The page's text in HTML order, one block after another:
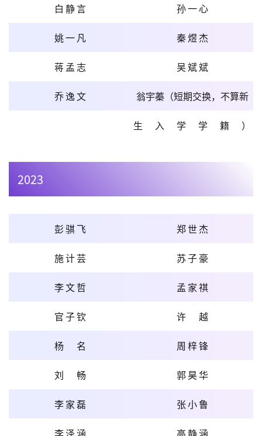
白静言 孙一心
姚一凡 秦煜杰
蒋孟志 吴斌斌
乔逸文 翁宇蓁（短期交换，不算新
生入学学籍）
2023
彭骐飞 郑世杰
施计芸 苏子豪
李文哲 孟家祺
官子钦 许越
杨名 周梓锋
刘畅 郭昊华
李家磊 张小鲁
李泽涵 高静涵